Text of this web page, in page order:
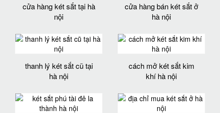
cửa hàng két sắt tại hà
nội
cửa hàng bán két sắt ở
hà nội
thanh lý két sắt cũ tại
hà nội
cách mở két sắt kim
khí hà nội